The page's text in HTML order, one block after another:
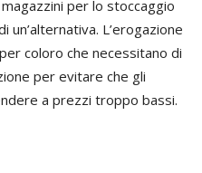
per lo stoccaggio
L’erogazione
coloro che necessitano di
per evitare che gli
a prezzi troppo bassi.